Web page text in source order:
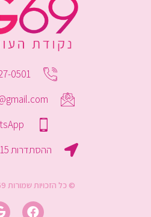
0501
ההסתדרות 15, פתח תקווה.
© כל הזכויות שמורות G69 חנות סקס